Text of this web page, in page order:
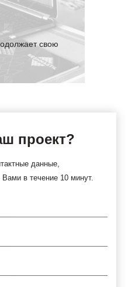
свою
проект?
данные,
в течение 10 минут.